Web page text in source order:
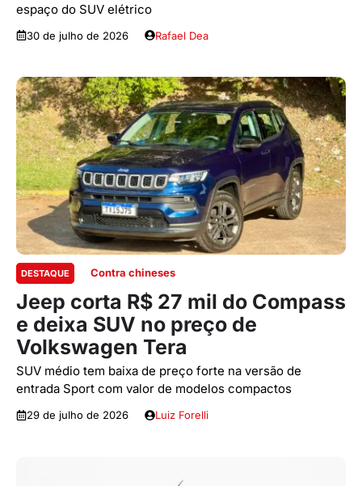
espaço do SUV elétrico
30 de julho de 2026 Rafael Dea
DESTAQUE Contra chineses
Jeep corta R$ 27 mil do Compass
e deixa SUV no preço de
Volkswagen Tera
SUV médio tem baixa de preço forte na versão de
entrada Sport com valor de modelos compactos
29 de julho de 2026 Luiz Forelli